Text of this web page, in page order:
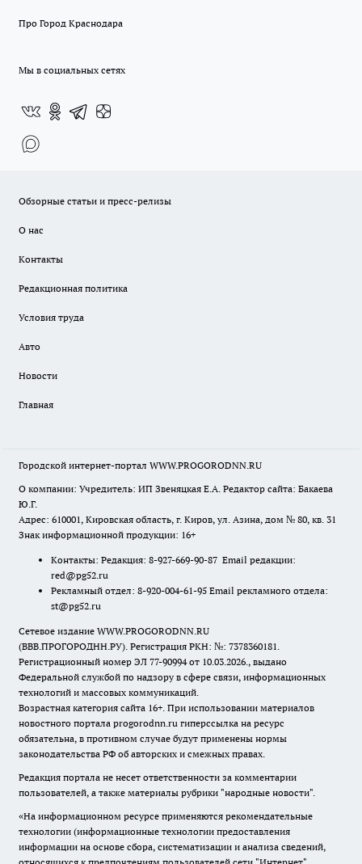
Про Город Краснодара
Мы в социальных сетях
Обзорные статьи и пресс-релизы
О нас
Контакты
Редакционная политика
Условия труда
Авто
Новости
Главная
Городской интернет-портал WWW.PROGORODNN.RU
О компании: Учредитель: ИП Звеняцкая Е.А. Редактор сайта: Бакаева
Ю.Г.
Адрес: 610001, Кировская область, г. Киров, ул. Азина, дом № 80, кв. 31
Знак информационной продукции: 16+
Контакты: Редакция: 8-927-669-90-87 Email редакции:
red@pg52.ru
Рекламный отдел: 8-920-004-61-95 Email рекламного отдела:
st@pg52.ru
Сетевое издание WWW.PROGORODNN.RU
(ВВВ.ПРОГОРОДНН.РУ). Регистрация РКН: №: 7378360181.
Регистрационный номер ЭЛ 77-90994 от 10.03.2026., выдано
Федеральной службой по надзору в сфере связи, информационных
технологий и массовых коммуникаций.
Возрастная категория сайта 16+. При использовании материалов
новостного портала progorodnn.ru гиперссылка на ресурс
обязательна, в противном случае будут применены нормы
законодательства РФ об авторских и смежных правах.
Редакция портала не несет ответственности за комментарии
пользователей, а также материалы рубрики "народные новости".
«На информационном ресурсе применяются рекомендательные
технологии (информационные технологии предоставления
информации на основе сбора, систематизации и анализа сведений,